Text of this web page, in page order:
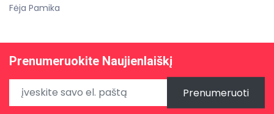
Fėja Pamika
Prenumeruokite Naujienlaiškį
Prenumeruoti